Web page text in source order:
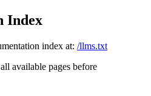
Index
index at: /llms.txt
available pages before